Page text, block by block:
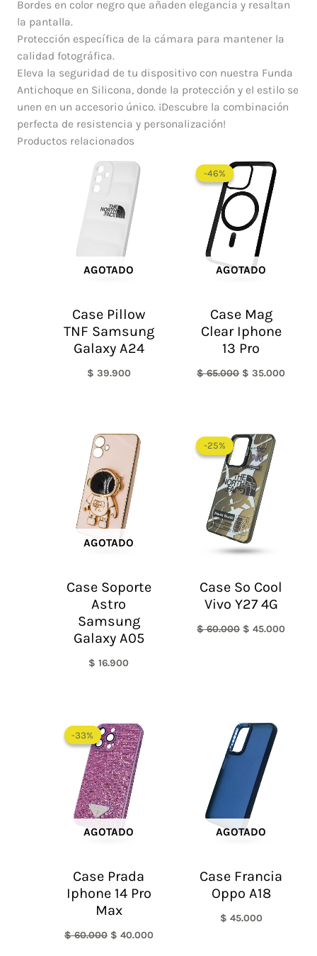
Bordes en color negro que añaden elegancia y resaltan
la pantalla.
Protección específica de la cámara para mantener la
calidad fotográfica.
Eleva la seguridad de tu dispositivo con nuestra Funda
Antichoque en Silicona, donde la protección y el estilo se
unen en un accesorio único. ¡Descubre la combinación
perfecta de resistencia y personalización!
Productos relacionados
AGOTADO
Case Pillow
TNF Samsung
Galaxy A24
$ 39.900
-46%
AGOTADO
-46%
Case Mag
Clear Iphone
13 Pro
$65.000
precio
original
era:
$ 65.000.
$ 35.000
AGOTADO
Case Soporte
Astro
Samsung
Galaxy A05
$ 16.900
-25%
-25%
Case So Cool
Vivo Y27 4G
$60.000
precio
original
era:
$ 60.000.
$ 45.000
-33%
AGOTADO
-33%
Case Prada
Iphone 14 Pro
Max
$60.000
precio
original
era:
$ 60.000.
$ 40.000
AGOTADO
Case Francia
Oppo A18
$ 45.000